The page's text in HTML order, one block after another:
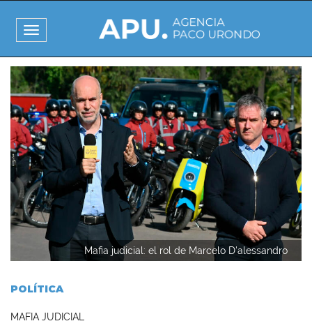
al
contenido
principal
Toggle
navigation
I
m
a
g
e
n
Mafia judicial: el rol de Marcelo D'alessandro
POLÍTICA
MAFIA JUDICIAL